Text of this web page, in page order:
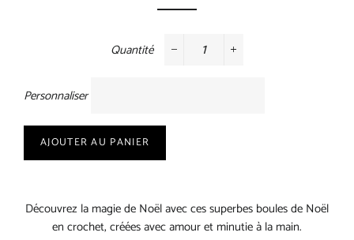
Quantité
Personnaliser
AJOUTER AU PANIER
Découvrez la magie de Noël avec ces superbes boules de Noël
en crochet, créées avec amour et minutie à la main.